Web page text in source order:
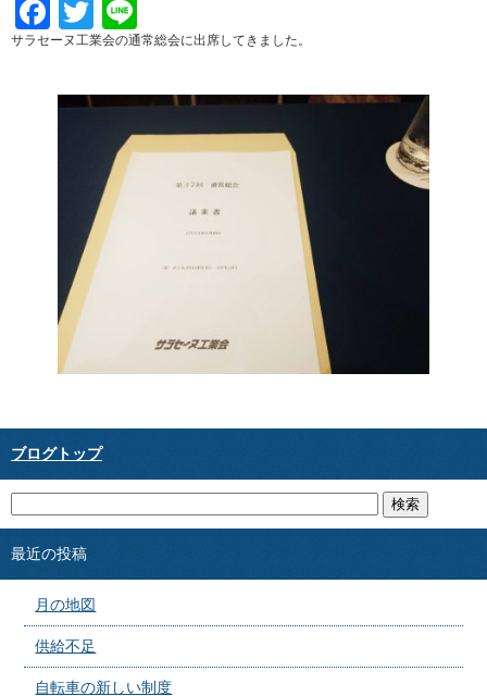
Facebook
Twitter
サラセーヌ工業会の通常総会に出席してきました。
ブログトップ
最近の投稿
月の地図
供給不足
自転車の新しい制度